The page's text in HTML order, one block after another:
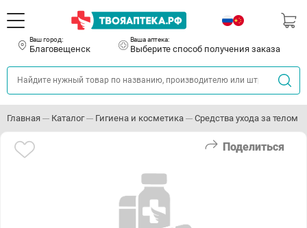
Ваш город:
Благовещенск
Ваша аптека:
Выберите способ получения заказа
Главная Каталог Гигиена и косметика Средства ухода за телом
Поделиться